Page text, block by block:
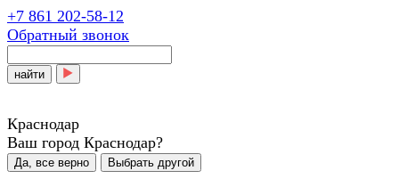
+7 861 202-58-12
Обратный звонок
найти
Краснодар
Ваш город Краснодар?
Да, все верно Выбрать другой